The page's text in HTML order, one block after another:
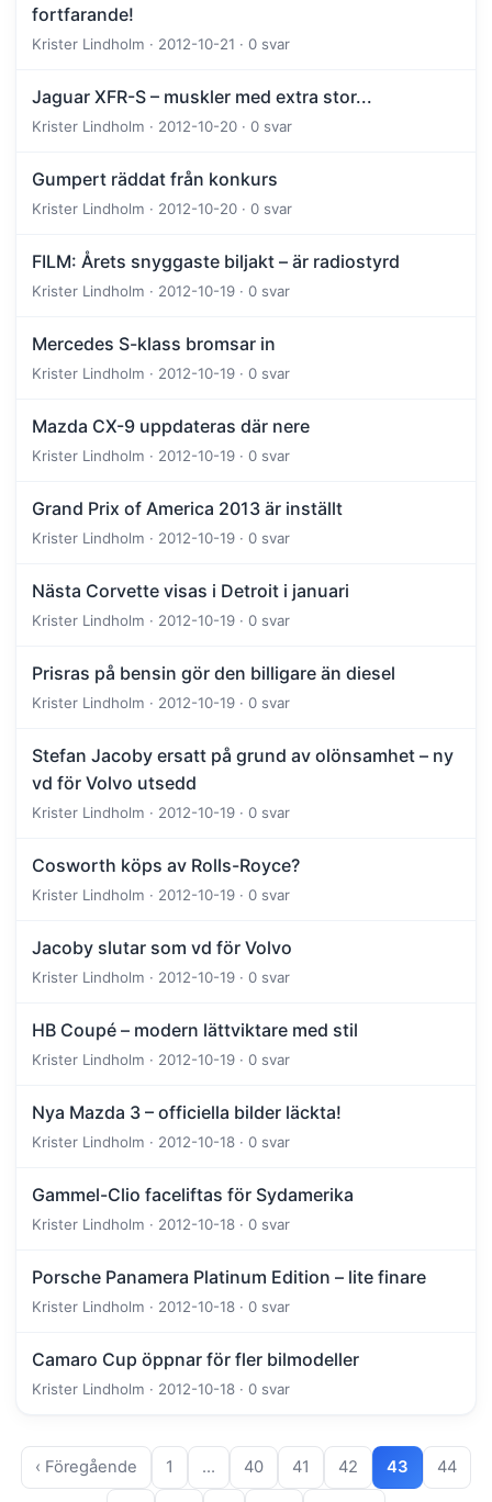
fortfarande!
Krister Lindholm · 2012-10-21 · 0 svar
Jaguar XFR-S – muskler med extra stor...
Krister Lindholm · 2012-10-20 · 0 svar
Gumpert räddat från konkurs
Krister Lindholm · 2012-10-20 · 0 svar
FILM: Årets snyggaste biljakt – är radiostyrd
Krister Lindholm · 2012-10-19 · 0 svar
Mercedes S-klass bromsar in
Krister Lindholm · 2012-10-19 · 0 svar
Mazda CX-9 uppdateras där nere
Krister Lindholm · 2012-10-19 · 0 svar
Grand Prix of America 2013 är inställt
Krister Lindholm · 2012-10-19 · 0 svar
Nästa Corvette visas i Detroit i januari
Krister Lindholm · 2012-10-19 · 0 svar
Prisras på bensin gör den billigare än diesel
Krister Lindholm · 2012-10-19 · 0 svar
Stefan Jacoby ersatt på grund av olönsamhet – ny
vd för Volvo utsedd
Krister Lindholm · 2012-10-19 · 0 svar
Cosworth köps av Rolls-Royce?
Krister Lindholm · 2012-10-19 · 0 svar
Jacoby slutar som vd för Volvo
Krister Lindholm · 2012-10-19 · 0 svar
HB Coupé – modern lättviktare med stil
Krister Lindholm · 2012-10-19 · 0 svar
Nya Mazda 3 – officiella bilder läckta!
Krister Lindholm · 2012-10-18 · 0 svar
Gammel-Clio faceliftas för Sydamerika
Krister Lindholm · 2012-10-18 · 0 svar
Porsche Panamera Platinum Edition – lite finare
Krister Lindholm · 2012-10-18 · 0 svar
Camaro Cup öppnar för fler bilmodeller
Krister Lindholm · 2012-10-18 · 0 svar
‹ Föregående 1 … 40 41 42 43 44